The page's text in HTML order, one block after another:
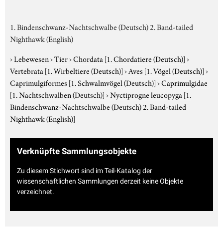
1. Bindenschwanz-Nachtschwalbe (Deutsch) 2. Band-tailed
Nighthawk (English)
›Lebewesen›Tier›Chordata [1. Chordatiere (Deutsch)]›
Vertebrata [1. Wirbeltiere (Deutsch)]›Aves [1. Vögel (Deutsch)]›
Caprimulgiformes [1. Schwalmvögel (Deutsch)]›Caprimulgidae
[1. Nachtschwalben (Deutsch)]›Nyctiprogne leucopyga [1.
Bindenschwanz-Nachtschwalbe (Deutsch) 2. Band-tailed
Nighthawk (English)]
Verknüpfte Sammlungsobjekte
Zu diesem Stichwort sind im Teil-Katalog der
wissenschaftlichen Sammlungen derzeit keine Objekte
verzeichnet.